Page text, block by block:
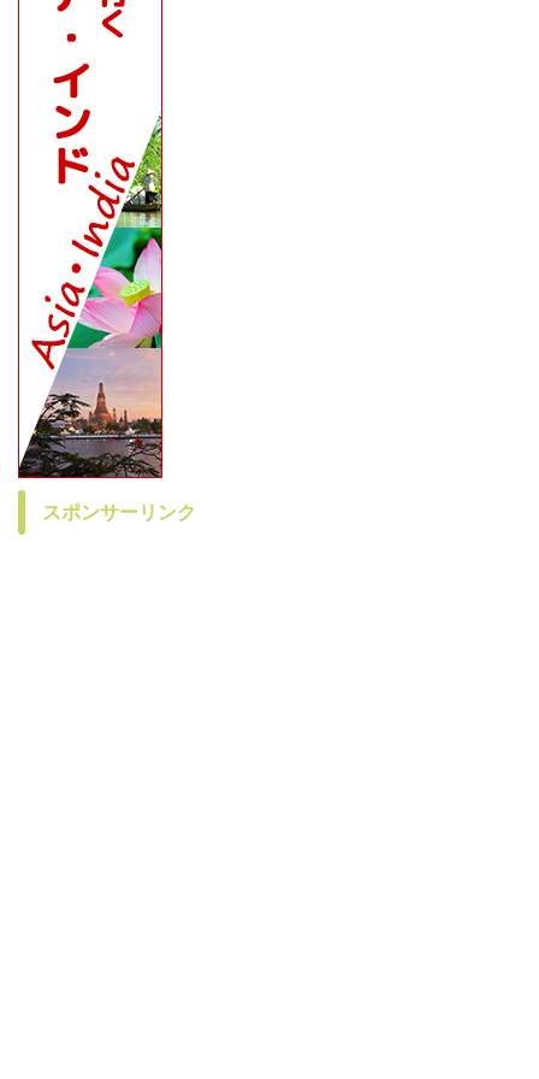
スポンサーリンク